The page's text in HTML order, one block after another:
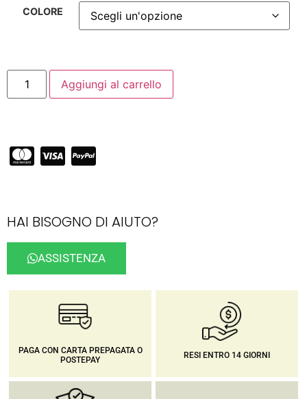
COLORE
Aggiungi al carrello
HAI BISOGNO DI AIUTO?
ASSISTENZA
PAGA CON CARTA PREPAGATA O
POSTEPAY
RESI ENTRO 14 GIORNI